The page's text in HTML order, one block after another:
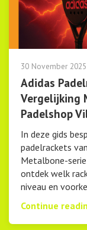
30 November 2025
Adidas
Vergelijking
Padelshop
In deze gids
padelrackets
Metalbone-
ontdek welk
niveau en
Continue